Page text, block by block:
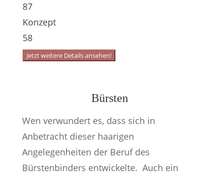
87
Konzept
58
Jetzt weitere Details ansehen!
Bürsten
Wen verwundert es, dass sich in
Anbetracht dieser haarigen
Angelegenheiten der Beruf des
Bürstenbinders entwickelte. Auch ein